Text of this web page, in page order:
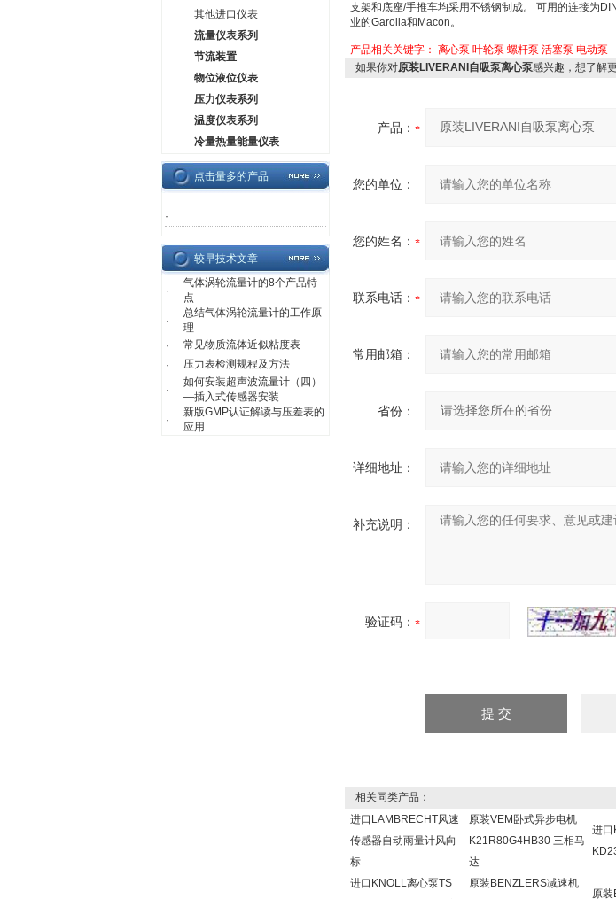
其他进口仪表
流量仪表系列
节流装置
物位液位仪表
压力仪表系列
温度仪表系列
冷量热量能量仪表
点击量多的产品
·
较早技术文章
·
气体涡轮流量计的8个产品特
点
·
总结气体涡轮流量计的工作原
理
·
常见物质流体近似粘度表
·
压力表检测规程及方法
·
如何安装超声波流量计（四）
—插入式传感器安装
·
新版GMP认证解读与压差表的
应用
支架和底座/手推车均采用不锈钢制成。 可用的连接为
业的Garolla和Macon。
产品相关关键字： 离心泵 叶轮泵 螺杆泵 活塞泵 电动泵
如果你对原装LIVERANI自吸泵离心泵感兴趣，想了解
产品：
您的单位：
您的姓名：
联系电话：
常用邮箱：
省份：
详细地址：
补充说明：
验证码：
相关同类产品：
进口LAMBRECHT风速
传感器自动雨量计风向
标
原装VEM卧式异步电机
K21R80G4HB30 三相马
达
进口
进口KNOLL离心泵TS
原装BENZLERS减速机
原